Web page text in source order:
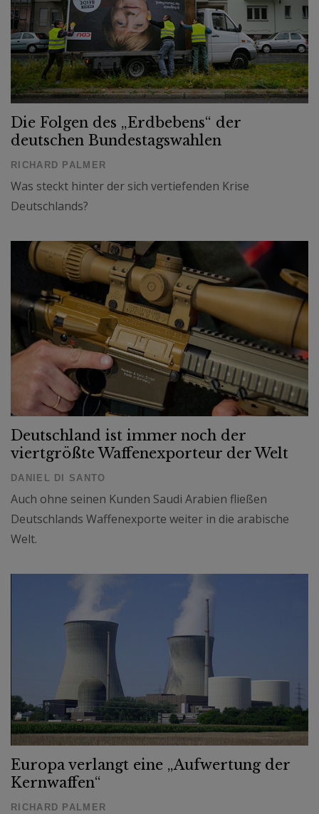
Die Folgen des „Erdbebens“ der
deutschen Bundestagswahlen
RICHARD PALMER
Was steckt hinter der sich vertiefenden Krise
Deutschlands?
Deutschland ist immer noch der
viertgrößte Waffenexporteur der Welt
DANIEL DI SANTO
Auch ohne seinen Kunden Saudi Arabien fließen
Deutschlands Waffenexporte weiter in die arabische
Welt.
Europa verlangt eine „Aufwertung der
Kernwaffen“
RICHARD PALMER